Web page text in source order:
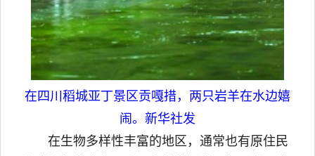
在四川稻城亚丁景区贡嘎措，两只岩羊在水边嬉
闹。新华社发
在生物多样性丰富的地区，通常也有原住民